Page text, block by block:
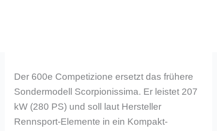
Der 600e Competizione ersetzt das frühere
Sondermodell Scorpionissima. Er leistet 207
kW (280 PS) und soll laut Hersteller
Rennsport-Elemente in ein Kompakt-